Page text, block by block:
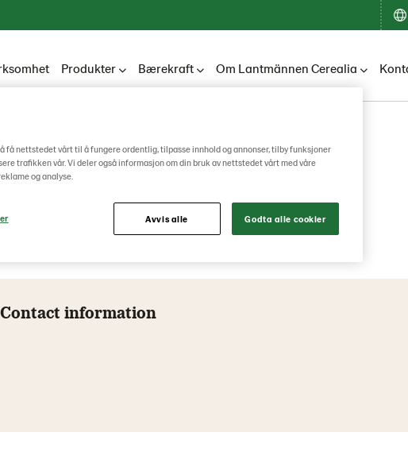
Produkter Bærekraft Om Lantmännen Cerealia
Bjurling
Head of Legal
Contact information
få nettstedet vårt til å fungere ordentlig, tilpasse innhold og annonser, tilby funksjoner
trafikken vår. Vi deler også informasjon om din bruk av nettstedet vårt med våre
og analyse.
Avvis alle Godta alle cookier